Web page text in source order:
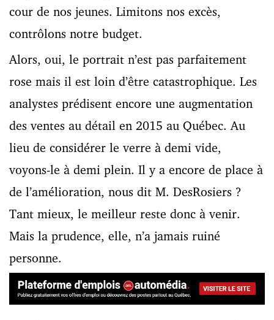
cour de nos jeunes. Limitons nos excès,
contrôlons notre budget.
Alors, oui, le portrait n’est pas parfaitement
rose mais il est loin d’être catastrophique. Les
analystes prédisent encore une augmentation
des ventes au détail en 2015 au Québec. Au
lieu de considérer le verre à demi vide,
voyons-le à demi plein. Il y a encore de place à
de l’amélioration, nous dit M. DesRosiers ?
Tant mieux, le meilleur reste donc à venir.
Mais la prudence, elle, n’a jamais ruiné
personne.